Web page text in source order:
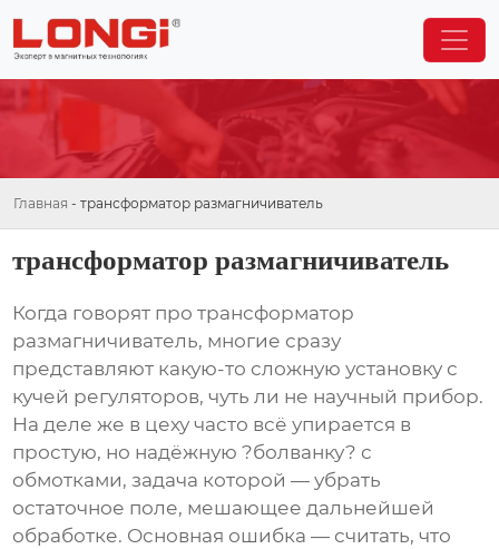
Главная - трансформатор размагничиватель
трансформатор размагничиватель
Когда говорят протрансформатор
размагничиватель, многие сразу
представляют какую-то сложную установку с
кучей регуляторов, чуть ли не научный прибор.
На деле же в цеху часто всё упирается в
простую, но надёжную ?болванку? с
обмотками, задача которой — убрать
остаточное поле, мешающее дальнейшей
обработке. Основная ошибка — считать, что